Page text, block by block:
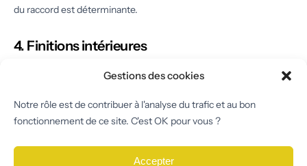
Gestions des cookies
Notre rôle est de contribuer à l'analyse du trafic et au bon
fonctionnement de ce site. C'est OK pour vous ?
Accepter
du raccord est déterminante.
4. Finitions intérieures
Après la pose extérieure :
Mise en place de l’isolation autour du cadre
Pose de plaques de plâtre